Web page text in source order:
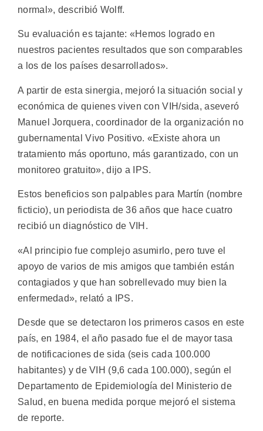
normal», describió Wolff.
Su evaluación es tajante: «Hemos logrado en
nuestros pacientes resultados que son comparables
a los de los países desarrollados».
A partir de esta sinergia, mejoró la situación social y
económica de quienes viven con VIH/sida, aseveró
Manuel Jorquera, coordinador de la organización no
gubernamental Vivo Positivo. «Existe ahora un
tratamiento más oportuno, más garantizado, con un
monitoreo gratuito», dijo a IPS.
Estos beneficios son palpables para Martín (nombre
ficticio), un periodista de 36 años que hace cuatro
recibió un diagnóstico de VIH.
«Al principio fue complejo asumirlo, pero tuve el
apoyo de varios de mis amigos que también están
contagiados y que han sobrellevado muy bien la
enfermedad», relató a IPS.
Desde que se detectaron los primeros casos en este
país, en 1984, el año pasado fue el de mayor tasa
de notificaciones de sida (seis cada 100.000
habitantes) y de VIH (9,6 cada 100.000), según el
Departamento de Epidemiología del Ministerio de
Salud, en buena medida porque mejoró el sistema
de reporte.